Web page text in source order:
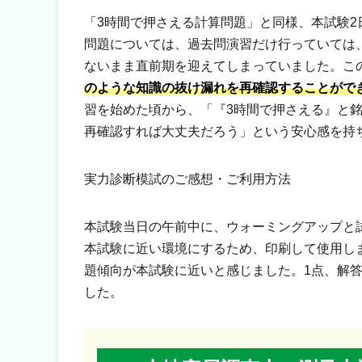
「3時間で押さえる計算問題」と同様、本試験2
問題については、過去問演習だけ行っていて
ないまま直前期を迎えてしまっていました。こ
のような知識の抜け漏れを再確認することがで
習を始めた頃から、「『3時間で押さえる』と
再確認すれば大丈夫だろう」という安心感を
実力診断模試のご感想・ご利用方法
本試験当日の午前中に、ウォーミングアップ
本試験に近い環境にするため、印刷して使用
題傾向が本試験に近いと感じました。1点、解
した。